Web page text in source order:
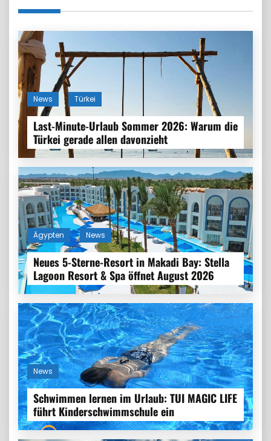
News Türkei
Last-Minute-Urlaub Sommer 2026: Warum die
Türkei gerade allen davonzieht
Ägypten News
Neues 5-Sterne-Resort in Makadi Bay: Stella
Lagoon Resort & Spa öffnet August 2026
News
Schwimmen lernen im Urlaub: TUI MAGIC LIFE
führt Kinderschwimmschule ein